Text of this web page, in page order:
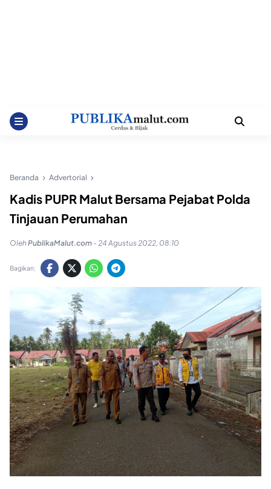
Beranda Advertorial
Kadis PUPR Malut Bersama Pejabat Polda
Tinjauan Perumahan
OlehPublikaMalut.com - 24 Agustus 2022, 08:10
Bagikan: